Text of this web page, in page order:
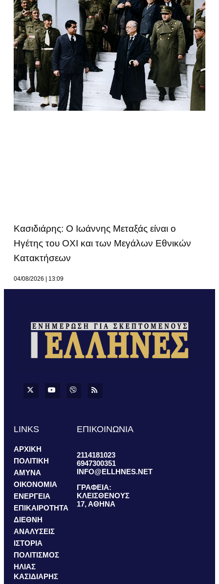
Κασιδιάρης: Ο Ιωάννης Μεταξάς είναι ο
Ηγέτης του ΟΧΙ και των Μεγάλων Εθνικών
Κατακτήσεων
04/08/2026 13:09
LINKS
ΑΡΧΙΚΗ
ΠΟΛΙΤΙΚΗ
ΑΜΥΝΑ
ΟΙΚΟΝΟΜΙΑ
ΕΝΕΡΓΕΙΑ
ΕΠΙΚΑΙΡΟΤΗΤΑ
ΔΙΕΘΝΗ
ΑΝΑΛΥΣΕΙΣ
ΙΣΤΟΡΙΑ
ΠΟΛΙΤΙΣΜΟΣ
ΗΛΙΑΣ
ΚΑΣΙΔΙΑΡΗΣ
ΕΠΙΚΟΙΝΩΝΙΑ
2114181023
6947300351
INFO@ELLHNES.NET
ΓΡΑΦΕΙΑ:
ΚΛΕΙΣΘΕΝΟΥΣ
17, ΑΘΗΝΑ